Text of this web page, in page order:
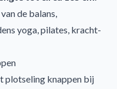
de balans,
yoga, pilates, kracht-
plotseling knappen bij